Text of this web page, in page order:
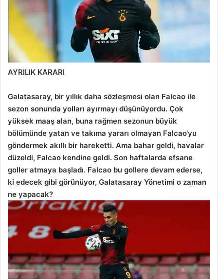
AYRILIK KARARI
Galatasaray, bir yıllık daha sözleşmesi olan Falcao ile
sezon sonunda yolları ayırmayı düşünüyordu. Çok
yüksek maaş alan, buna rağmen sezonun büyük
bölümünde yatan ve takıma yararı olmayan Falcao‘yu
göndermek akıllı bir hareketti. Ama bahar geldi, havalar
düzeldi, Falcao kendine geldi. Son haftalarda efsane
goller atmaya başladı. Falcao bu gollere devam ederse,
ki edecek gibi görünüyor, Galatasaray Yönetimi o zaman
ne yapacak?